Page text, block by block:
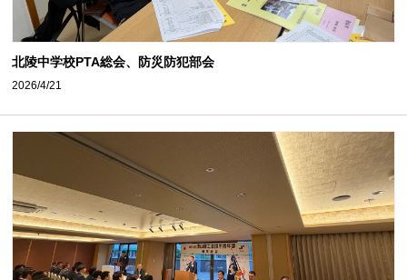
北陵中学校PTA総会、防災防犯部会
2026/4/21